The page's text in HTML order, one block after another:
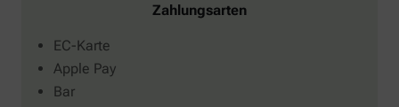
Zahlungsarten
EC-Karte
Apple Pay
Bar